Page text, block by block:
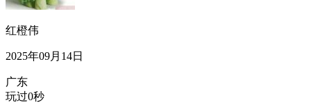
红橙伟
2025年09月14日
广东
玩过0秒